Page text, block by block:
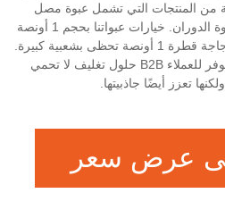
من المنتجات التي تشمل عبوة مصل
الزجاج، ووعاء كريم الوجه، وعبوة الدوران. خيارات عبواتنا بحجم 1 أونصة
مثل عبوة 1 أونصة مع قطرة وزجاجة قطرة 1 أونصة​​ تحظى بشعبية كبيرة.
وبالتزام بالتميز في التصنيع، نوفر للعملاء B2B حلول تغليف لا تحمي
تعزز أيضًا جاذبيتها.
عرض سعر